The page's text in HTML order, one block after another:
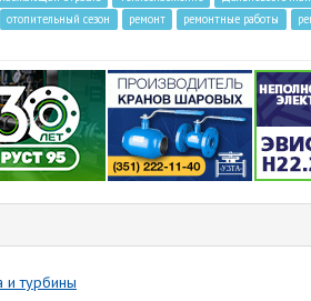
отопительный сезон ремонт ремонтные работы
и турбины